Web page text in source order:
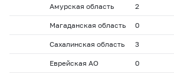
Амурская область 2
Магаданская область 0
Сахалинская область 3
Еврейская АО 0